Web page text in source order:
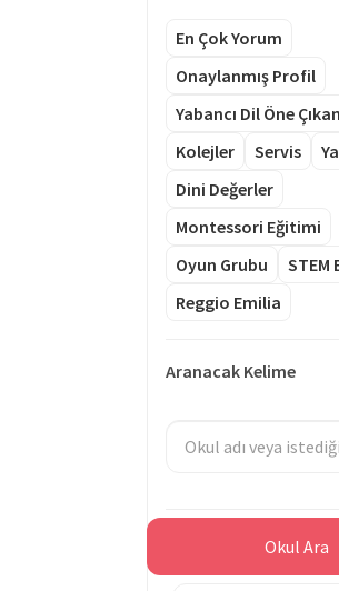
En Çok Yorum
Onaylanmış Profil
Yabancı Dil Öne Çıkan
Kolejler
Servis
Dini Değerler
Montessori Eğitimi
Oyun Grubu
STEM
Reggio Emilia
Aranacak Kelime
Okul Ara